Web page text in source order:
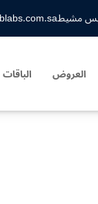
مشيط
العروض الباقات